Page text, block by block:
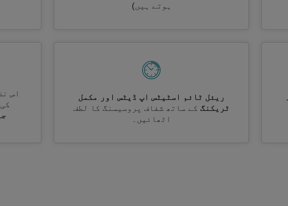
ہوتے ہیں)
ریئل ٹائم اسٹیٹس اپ ڈیٹس اور مکمل
ٹریکنگ کے ساتھ شفاف پروسیسنگ کا لطف
اٹھائیں۔
اس
کی